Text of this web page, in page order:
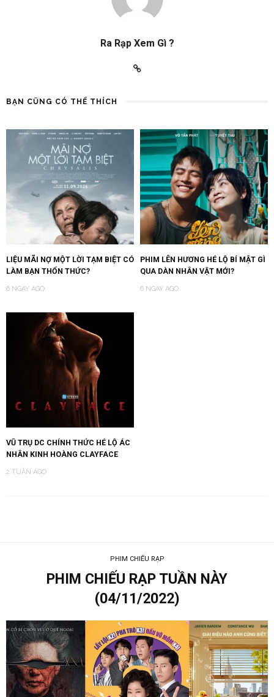
Ra Rạp Xem Gì ?
BẠN CŨNG CÓ THỂ THÍCH
LIỆU MÃI NỢ MỘT LỜI TẠM BIỆT CÓ
LÀM BẠN THỔN THỨC?
6 NGÀY AGO
PHIM LÊN HƯƠNG HÉ LỘ BÍ MẬT GÌ
QUA DÀN NHÂN VẬT MỚI?
6 NGÀY AGO
VŨ TRỤ DC CHÍNH THỨC HÉ LỘ ÁC
NHÂN KINH HOÀNG CLAYFACE
2 TUẦN AGO
PHIM CHIẾU RẠP
PHIM CHIẾU RẠP TUẦN NÀY
(04/11/2022)